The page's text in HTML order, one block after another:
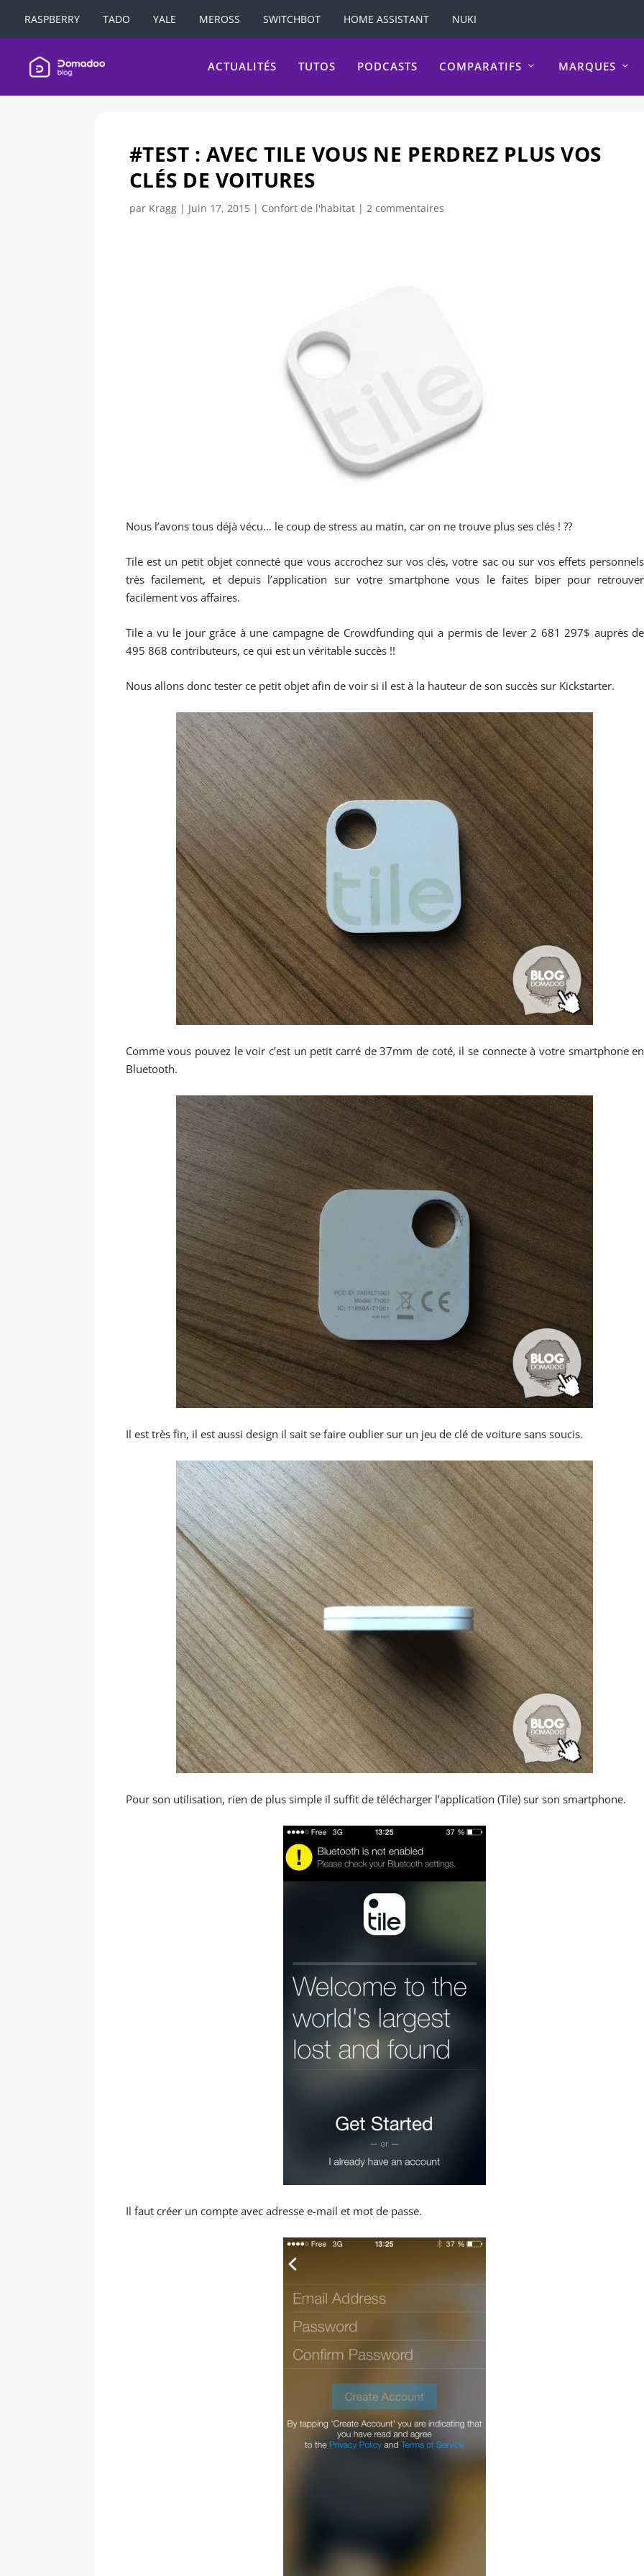
RASPBERRY TADO YALE MEROSS SWITCHBOT HOME ASSISTANT NUKI
ACTUALITÉS TUTOS PODCASTS COMPARATIFS MARQUES
#TEST : AVEC TILE VOUS NE PERDREZ PLUS VOS
CLÉS DE VOITURES
par Kragg| Juin 17, 2015| Confort de l'habitat| 2 commentaires
Nous l’avons tous déjà vécu… le coup de stress au matin, car on ne trouve plus ses clés ! ??
Tile est un petit objet connecté que vous accrochez sur vos clés, votre sac ou sur vos effets personnels
très facilement, et depuis l’application sur votre smartphone vous le faites biper pour retrouver
facilement vos affaires.
Tile a vu le jour grâce à une campagne de Crowdfunding qui a permis de lever 2 681 297$ auprès de
495 868 contributeurs, ce qui est un véritable succès !!
Nous allons donc tester ce petit objet afin de voir si il est à la hauteur de son succès sur Kickstarter.
Comme vous pouvez le voir c’est un petit carré de 37mm de coté, il se connecte à votre smartphone en
Bluetooth.
Il est très fin, il est aussi design il sait se faire oublier sur un jeu de clé de voiture sans soucis.
Pour son utilisation, rien de plus simple il suffit de télécharger l’application (Tile) sur son smartphone.
Il faut créer un compte avec adresse e-mail et mot de passe.